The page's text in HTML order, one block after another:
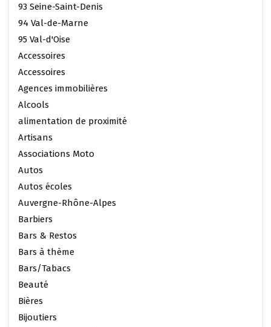
93 Seine-Saint-Denis
94 Val-de-Marne
95 Val-d'Oise
Accessoires
Accessoires
Agences immobilières
Alcools
alimentation de proximité
Artisans
Associations Moto
Autos
Autos écoles
Auvergne-Rhône-Alpes
Barbiers
Bars & Restos
Bars à thème
Bars/Tabacs
Beauté
Bières
Bijoutiers